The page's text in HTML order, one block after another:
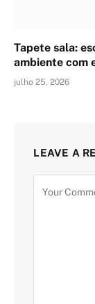
Tapete sala:
ambiente com
julho 25, 2026
LEAVE A